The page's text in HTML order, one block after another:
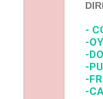
-
-
-
-
-
-